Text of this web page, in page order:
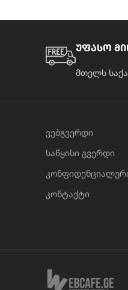
უფასო
მთელს
ვებგვერდი
საწყისი გვერდი
კონტაქტი